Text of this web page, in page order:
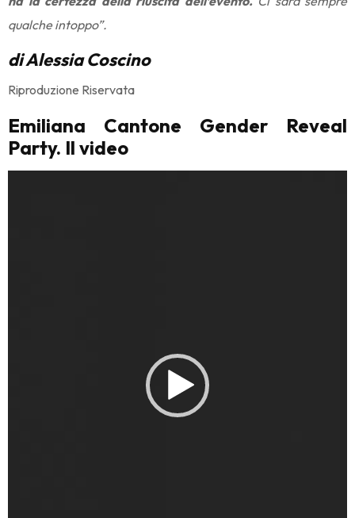
qualche intoppo”.
di Alessia Coscino
Riproduzione Riservata
Emiliana Cantone Gender Reveal
Party. Il video